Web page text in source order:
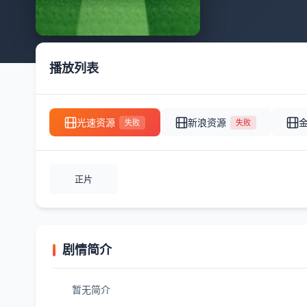
播放列表
光速资源 失败 新浪资源 失败
正片
剧情简介
暂无简介